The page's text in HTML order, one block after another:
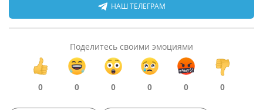
НАШ ТЕЛЕГРАМ
Поделитесь своими эмоциями
0 0 0 0 0 0